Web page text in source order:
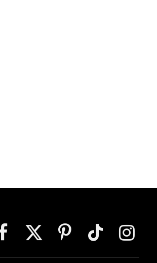
Facebook
X
PinterestTikTok